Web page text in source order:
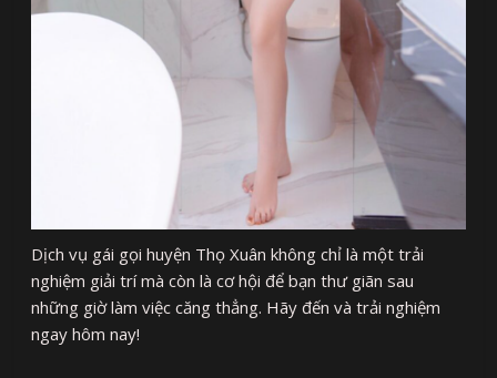
Dịch vụ gái gọi huyện Thọ Xuân không chỉ là một trải
nghiệm giải trí mà còn là cơ hội để bạn thư giãn sau
những giờ làm việc căng thẳng. Hãy đến và trải nghiệm
ngay hôm nay!